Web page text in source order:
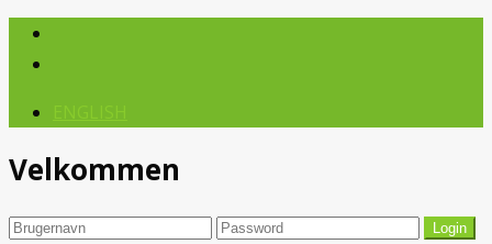
Velkommen